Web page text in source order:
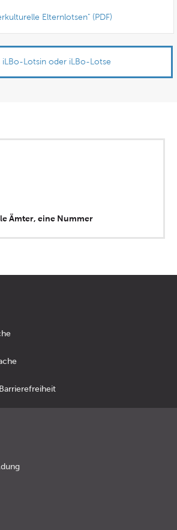
Elternlotsen" (PDF)
Lotsin oder iLBo-Lotse
Ämter, eine Nummer